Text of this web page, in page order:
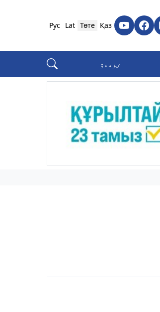
Қаз
Төте
Lat
Рус